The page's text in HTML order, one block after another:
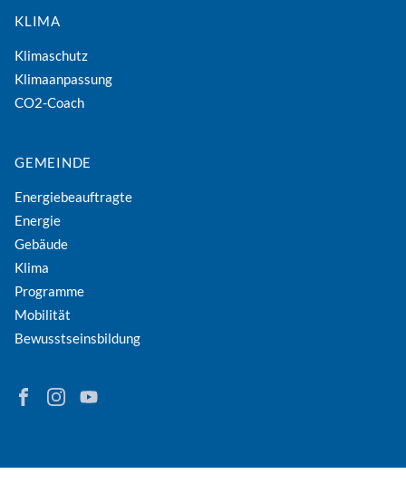
KLIMA
Klimaschutz
Klimaanpassung
CO2-Coach
GEMEINDE
Energiebeauftragte
Energie
Gebäude
Klima
Programme
Mobilität
Bewusstseinsbildung
Finden Sie Energie in Niederösterreich auf Facebook
Folgen Sie Energie in Niederösterreich auf Instagram
Besuchen Sie den YouTube-Kanal der eNu